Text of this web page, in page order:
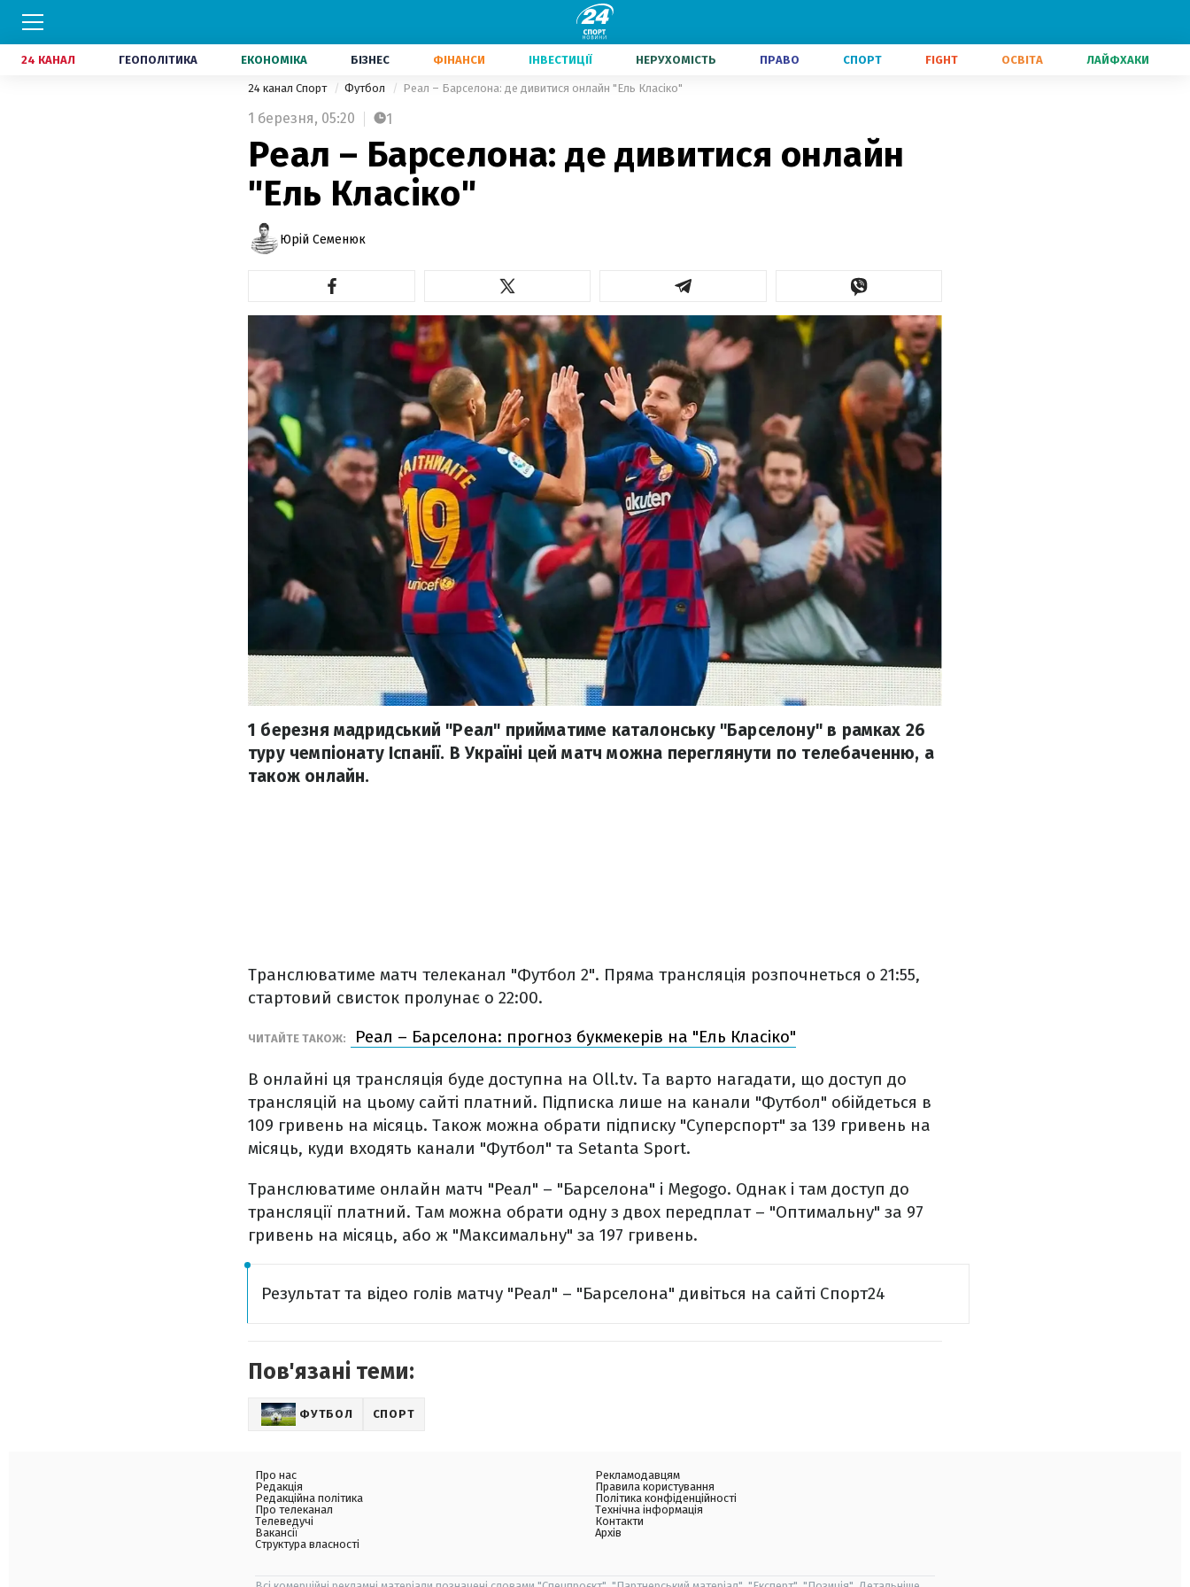
24 КАНАЛ ГЕОПОЛІТИКА ЕКОНОМІКА БІЗНЕС ФІНАНСИ ІНВЕСТИЦІЇ НЕРУХОМІСТЬ ПРАВО СПОРТ FIGHT ОСВІТА ЛАЙФХАКИ
24 канал Спорт Футбол Реал – Барселона: де дивитися онлайн "Ель Класіко"
1 березня, 05:20 1
Реал – Барселона: де дивитися онлайн
"Ель Класіко"
Юрій Семенюк
1 березня мадридський "Реал" прийматиме каталонську "Барселону" в рамках 26
туру чемпіонату Іспанії. В Україні цей матч можна переглянути по телебаченню, а
також онлайн.
Транслюватиме матч телеканал "Футбол 2". Пряма трансляція розпочнеться о 21:55,
стартовий свисток пролунає о 22:00.
ЧИТАЙТЕ ТАКОЖ: Реал – Барселона: прогноз букмекерів на "Ель Класіко"
В онлайні ця трансляція буде доступна на Oll.tv. Та варто нагадати, що доступ до
трансляцій на цьому сайті платний. Підписка лише на канали "Футбол" обійдеться в
109 гривень на місяць. Також можна обрати підписку "Суперспорт" за 139 гривень на
місяць, куди входять канали "Футбол" та Setanta Sport.
Транслюватиме онлайн матч "Реал" – "Барселона" і Megogo. Однак і там доступ до
трансляції платний. Там можна обрати одну з двох передплат – "Оптимальну" за 97
гривень на місяць, або ж "Максимальну" за 197 гривень.
Результат та відео голів матчу "Реал" – "Барселона" дивіться на сайті Спорт24
Пов'язані теми:
ФУТБОЛ СПОРТ
Про нас
Редакція
Редакційна політика
Про телеканал
Телеведучі
Вакансії
Структура власності
Рекламодавцям
Правила користування
Політика конфіденційності
Технічна інформація
Контакти
Архів